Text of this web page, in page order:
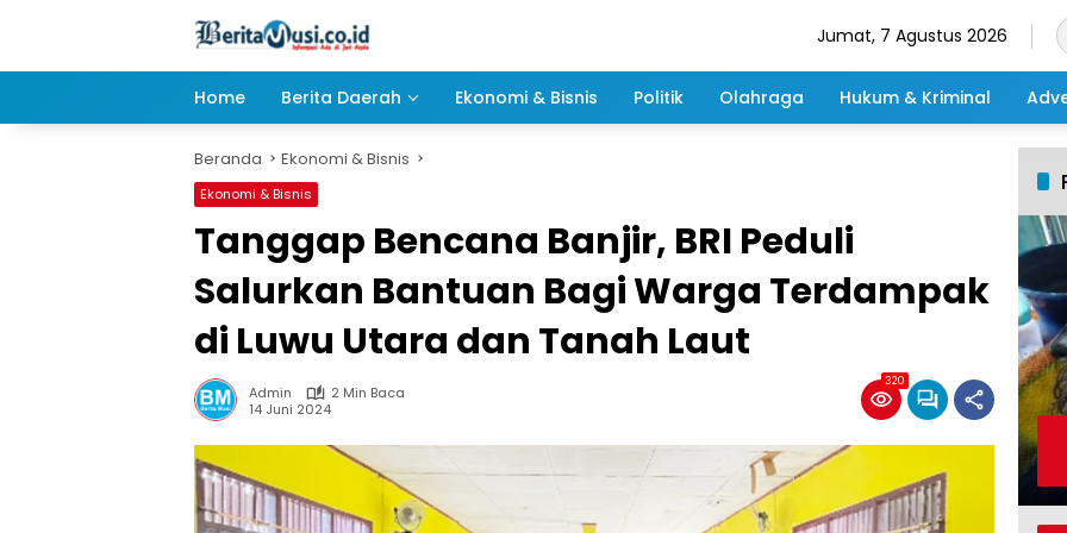
Jumat, 7 Agustus 2026
Home Berita Daerah Ekonomi & Bisnis Politik Olahraga Hukum & Kriminal
Beranda Ekonomi & Bisnis
Ekonomi & Bisnis
Tanggap Bencana Banjir, BRI Peduli
Salurkan Bantuan Bagi Warga Terdampak
di Luwu Utara dan Tanah Laut
Admin
2 Min Baca
14 Juni 2024
320